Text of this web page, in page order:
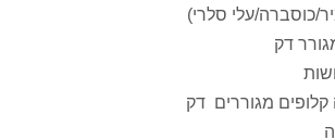
כוסברה/עלי סלרי)
דק